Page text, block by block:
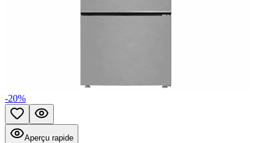
-20%
Ajouter aux favoris
Aperçu rapide